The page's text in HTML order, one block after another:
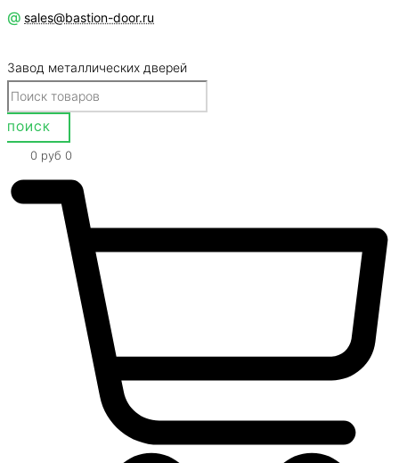
@ sales@bastion-door.ru
Завод металлических дверей
0 руб 0